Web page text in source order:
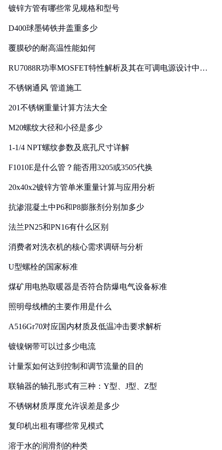
镀锌方管有哪些常见规格和型号
D400球墨铸铁井盖重多少
覆膜砂的耐高温性能如何
RU7088R功率MOSFET特性解析及其在可调电源设计中的
不锈钢通风 管道施工
201不锈钢重量计算方法大全
M20螺纹大径和小径是多少
1-1/4 NPT螺纹参数及底孔尺寸详解
F1010E是什么管？能否用3205或3505代换
20x40x2镀锌方管单米重量计算与应用分析
抗渗混凝土中P6和P8膨胀剂分别加多少
法兰PN25和PN16有什么区别
消费者对洗衣机的核心需求调研与分析
U型螺栓的国家标准
煤矿用电热取暖器是否符合防爆电气设备标准
照明母线槽的主要作用是什么
A516Gr70对应国内材质及低温冲击要求解析
镀镍钢带可以过多少电流
计量泵如何达到控制和调节流量的目的
联轴器的轴孔形式有三种：Y型、J型、Z型
不锈钢材质厚度允许误差是多少
复印机出租有哪些常见模式
溶于水的润滑剂的种类